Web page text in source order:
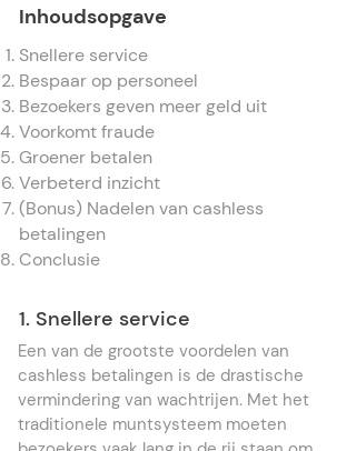
Inhoudsopgave
Snellere service
Bespaar op personeel
Bezoekers geven meer geld uit
Voorkomt fraude
Groener betalen
Verbeterd inzicht
(Bonus) Nadelen van cashless
betalingen
Conclusie
1. Snellere service
Een van de grootste voordelen van
cashless betalingen is de drastische
vermindering van wachtrijen. Met het
traditionele muntsysteem moeten